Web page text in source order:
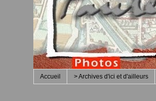
Accueil > Archives d'ici et d'ailleurs